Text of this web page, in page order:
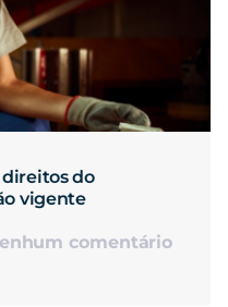
do
vigente
comentário